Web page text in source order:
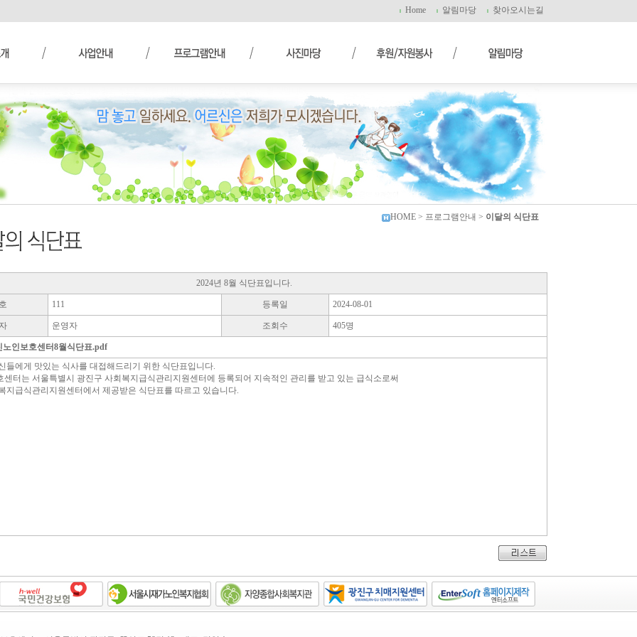
Home 알림마당 찾아오시는길
HOME > 프로그램안내 > 이달의 식단표
2024년 8월 식단표입니다.
111 등록일 2024-08-01
운영자 조회수 405명
노인보호센터8월식단표.pdf
들에게 맛있는 식사를 대접해드리기 위한 식단표입니다.
센터는 서울특별시 광진구 사회복지급식관리지원센터에 등록되어 지속적인 관리를 받고 있는 급식소로써
급식관리지원센터에서 제공받은 식단표를 따르고 있습니다.